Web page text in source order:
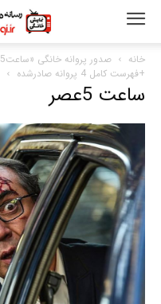
خانه
+فهرست کامل 4 پروانه صادرشده
ساعت 5عصر